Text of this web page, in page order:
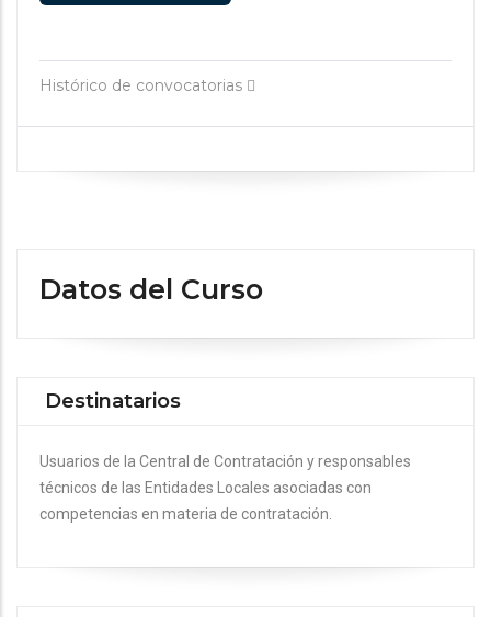
Histórico de convocatorias
Datos del Curso
Destinatarios
Usuarios de la Central de Contratación y responsables
técnicos de las Entidades Locales asociadas con
competencias en materia de contratación.